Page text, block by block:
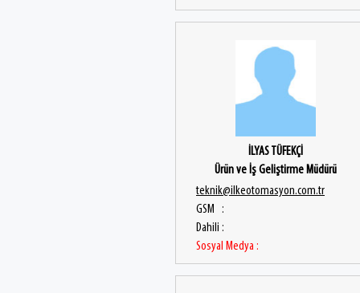
İLYAS TÜFEKÇİ
Ürün ve İş Geliştirme Müdürü
teknik@ilkeotomasyon.com.tr
GSM :
Dahili :
Sosyal Medya :